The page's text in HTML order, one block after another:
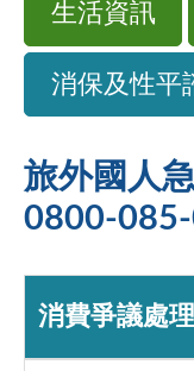
生活資訊
消保及性平
旅外國人
0800-
消費爭議處